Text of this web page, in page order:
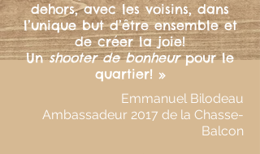
dehors, avec les voisins, dans
l’unique but d’être ensemble et
de créer la joie!
Unshooter de bonheurpour le
quartier! »
Emmanuel Bilodeau
Ambassadeur 2017 de la Chasse-
Balcon